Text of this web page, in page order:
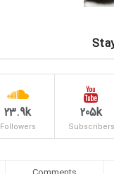
205k
Subscribers
23.9k
Followers